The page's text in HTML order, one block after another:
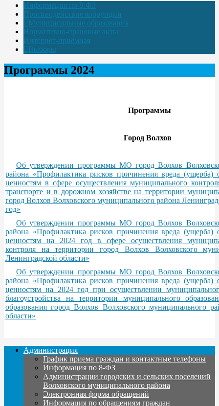
Информация по 8-ФЗ
Противодействие коррупции
Муниципальные образования
Нормативно-правовые акты
Интернет-приёмная
Выборы
Программы 2024
Программы
Город Волхов
Об утверждении программы МО город Волхов
района «Профилактика рисков причинения вреда (ущерба)
ценностям в сфере осуществления муниципального
транспорте и в дорожном хозяйстве на территории
город Волхов Волховского муниципального района
год»
Об утверждении программы МО город Волхов
района «Профилактика рисков причинения вреда (ущерба)
ценностям на 2024 год в сфере осуществления
контроля на территории город Волхов Волховского
Ленинградской области»
Об утверждении программы МО город Волхов
района «Профилактика рисков причинения вреда (ущерба)
ценностям на 2024 год при осуществлении
благоустройства на территории муниципального
образования город Волхов Волховского муниципального
области»
Администрация
График приема граждан и контактные телефоны
Информация по 8-ФЗ
Администрации городских и сельских поселений
Волховского муниципального района
Электронная форма обращений
Информация по обращениям граждан